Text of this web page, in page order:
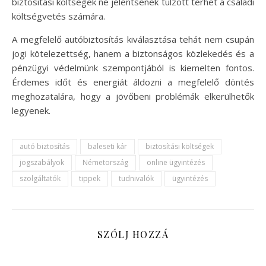
költségvetés számára.
A megfelelő autóbiztosítás kiválasztása tehát nem csupán
jogi kötelezettség, hanem a biztonságos közlekedés és a
pénzügyi védelmünk szempontjából is kiemelten fontos.
Érdemes időt és energiát áldozni a megfelelő döntés
meghozatalára, hogy a jövőbeni problémák elkerülhetők
legyenek.
autó biztosítás baleseti kár
biztosítási költségek
jogszabályok
Németország
online ügyintézés
szolgáltatók
tippek tudnivalók ügyintézés
SZÓLJ HOZZÁ